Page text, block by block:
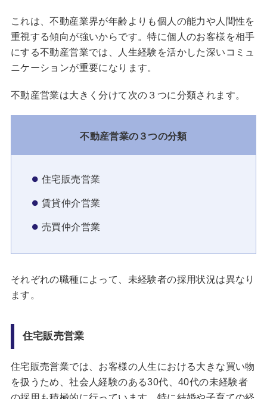
これは、不動産業界が年齢よりも個人の能力や人間性を
重視する傾向が強いからです。特に個人のお客様を相手
にする不動産営業では、人生経験を活かした深いコミュ
ニケーションが重要になります。
不動産営業は大きく分けて次の３つに分類されます。
不動産営業の３つの分類
住宅販売営業
賃貸仲介営業
売買仲介営業
それぞれの職種によって、未経験者の採用状況は異なり
ます。
住宅販売営業
住宅販売営業では、お客様の人生における大きな買い物
を扱うため、社会人経験のある30代、40代の未経験者